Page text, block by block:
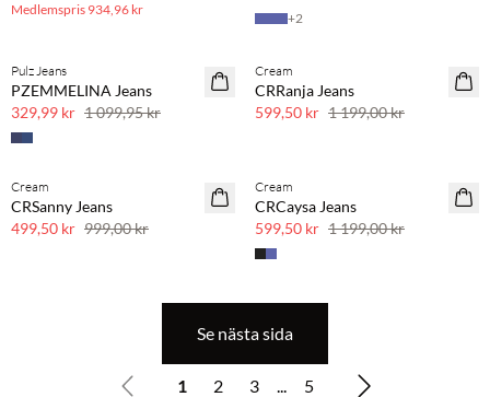
Medlemspris 934,96 kr
+2
70 % rabatt
Pulz Jeans
PZEMMELINA Jeans
329,99 kr 1 099,95 kr
SAVE20
50 % rabatt
Cream
CRRanja Jeans
599,50 kr 1 199,00 kr
SAVE20
50 % rabatt
Cream
CRSanny Jeans
499,50 kr 999,00 kr
SAVE20
50 % rabatt
Cream
CRCaysa Jeans
599,50 kr 1 199,00 kr
Se nästa sida
1 2 3 ... 5